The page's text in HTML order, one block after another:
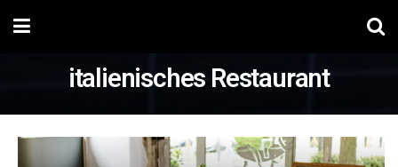
italienisches Restaurant